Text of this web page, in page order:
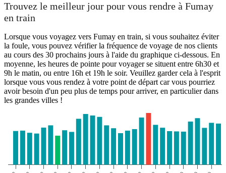
Trouvez le meilleur jour pour vous rendre à Fumay
en train
Lorsque vous voyagez vers Fumay en train, si vous souhaitez éviter
la foule, vous pouvez vérifier la fréquence de voyage de nos clients
au cours des 30 prochains jours à l'aide du graphique ci-dessous. En
moyenne, les heures de pointe pour voyager se situent entre 6h30 et
9h le matin, ou entre 16h et 19h le soir. Veuillez garder cela à l'esprit
lorsque vous vous rendez à votre point de départ car vous pourriez
avoir besoin d'un peu plus de temps pour arriver, en particulier dans
les grandes villes !